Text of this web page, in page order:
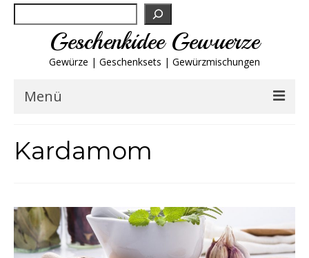
Geschenkidee Gewuerze
Gewürze | Geschenksets | Gewürzmischungen
Menü
Gewürzgläser
Gewürzregal
Kardamom